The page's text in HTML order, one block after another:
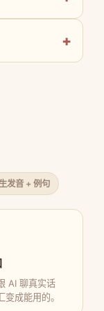
发音 + 例句
AI 聊真实话
成能用的。